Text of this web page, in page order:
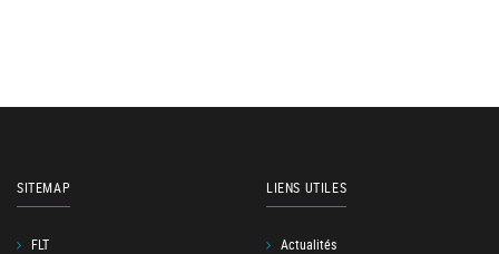
SITEMAP
FLT
LIENS UTILES
Actualités